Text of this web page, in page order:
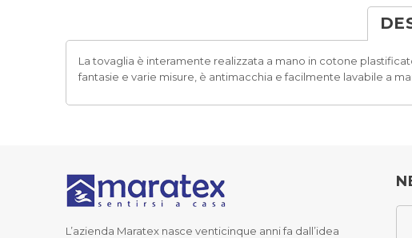
La tovaglia è interamente realizzata a mano in cotone
fantasie e varie misure, è antimacchia e facilmente lavabile a
L’azienda Maratex nasce venticinque anni fa dall’idea